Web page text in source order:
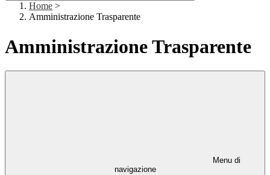
Home >
Amministrazione Trasparente
Amministrazione Trasparente
Menu di
navigazione